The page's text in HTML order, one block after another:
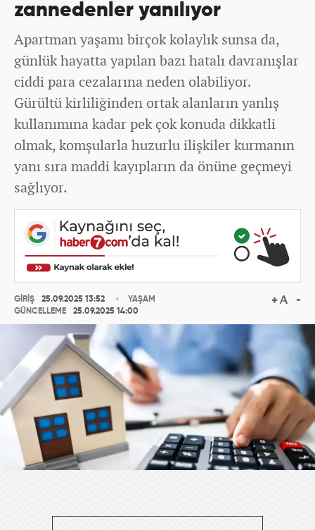
zannedenler yanılıyor
Apartman yaşamı birçok kolaylık sunsa da,
günlük hayatta yapılan bazı hatalı davranışlar
ciddi para cezalarına neden olabiliyor.
Gürültü kirliliğinden ortak alanların yanlış
kullanımına kadar pek çok konuda dikkatli
olmak, komşularla huzurlu ilişkiler kurmanın
yanı sıra maddi kayıpların da önüne geçmeyi
sağlıyor.
GİRİŞ
25.09.2025 13:52
GÜNCELLEME
25.09.2025 14:00
YAŞAM